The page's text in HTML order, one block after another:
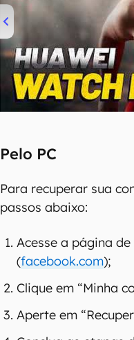
00:00/04:51
Pelo PC
Para recuperar sua
passos abaixo:
Acesse a página
(facebook.com);
Clique em “Minha
Aperte em